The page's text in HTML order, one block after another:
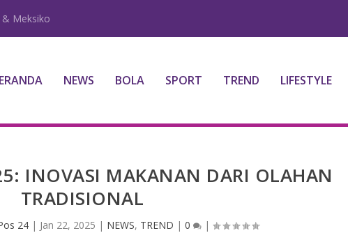
& Meksiko
NEWS BOLA SPORT TREND LIFESTYLE
INOVASI MAKANAN DARI OLAHAN
TRADISIONAL
24 | Jan 22, 2025 | NEWS, TREND |0 |